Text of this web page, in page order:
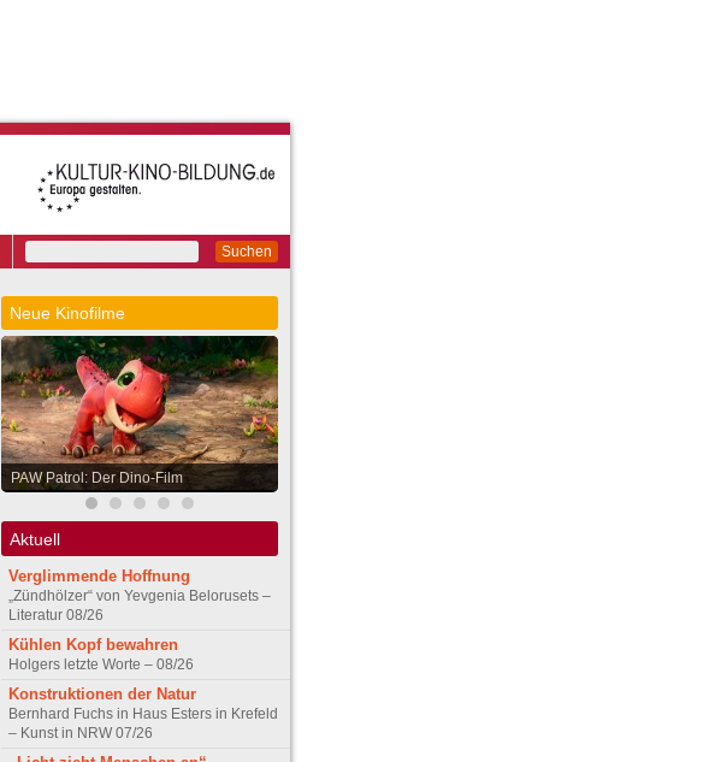
Suchen
Neue Kinofilme
PAW Patrol: Der Dino-Film
Aktuell
Verglimmende Hoffnung
„Zündhölzer“ von Yevgenia Belorusets –
Literatur 08/26
Kühlen Kopf bewahren
Holgers letzte Worte – 08/26
Konstruktionen der Natur
Bernhard Fuchs in Haus Esters in Krefeld
– Kunst in NRW 07/26